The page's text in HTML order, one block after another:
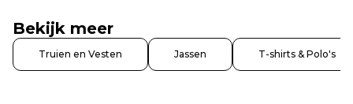
Bekijk meer
Truien en Vesten Jassen T-shirts & Polo's